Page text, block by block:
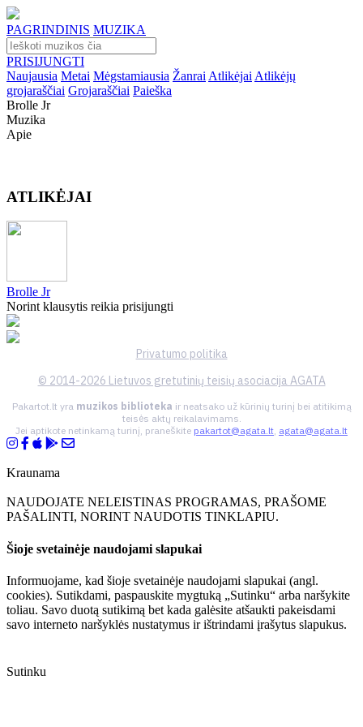
PAGRINDINIS MUZIKA
PRISIJUNGTI
Naujausia Metai Mėgstamiausia Žanrai Atlikėjai Atlikėjų
grojaraščiai Grojaraščiai Paieška
Brolle Jr
Muzika
Apie
ATLIKĖJAI
Brolle Jr
Norint klausytis reikia prisijungti
Privatumo politika
© 2014-2026 Lietuvos gretutinių teisių asociacija AGATA
Pakartot.lt yra muzikos biblioteka ir neatsako už kūrinių turinį bei atitikimą
teisės aktų reikalavimams.
Jei aptikote netinkamą turinį, praneškite pakartot@agata.lt, agata@agata.lt
Kraunama
NAUDOJATE NELEISTINAS PROGRAMAS, PRAŠOME
PAŠALINTI, NORINT NAUDOTIS TINKLAPIU.
Šioje svetainėje naudojami slapukai
Informuojame, kad šioje svetainėje naudojami slapukai (angl.
cookies). Sutikdami, paspauskite mygtuką „Sutinku“ arba naršykite
toliau. Savo duotą sutikimą bet kada galėsite atšaukti pakeisdami
savo interneto naršyklės nustatymus ir ištrindami įrašytus slapukus.
Sutinku